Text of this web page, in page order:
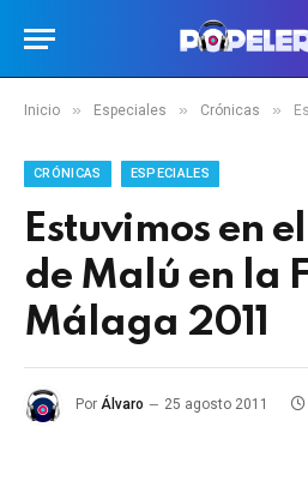
Inicio » Especiales » Crónicas »
CRÓNICAS ESPECIALES
Estuvimos en
de Malú en la
Málaga 2011
Por Álvaro 25 agosto 2011